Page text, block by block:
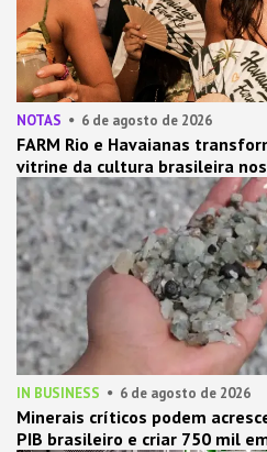
NOTAS 6 de agosto de 2026
FARM Rio e Havaianas
vitrine da cultura brasileira
IN BUSINESS 6 de agosto de 2026
Minerais críticos podem
PIB brasileiro e criar 750 mil